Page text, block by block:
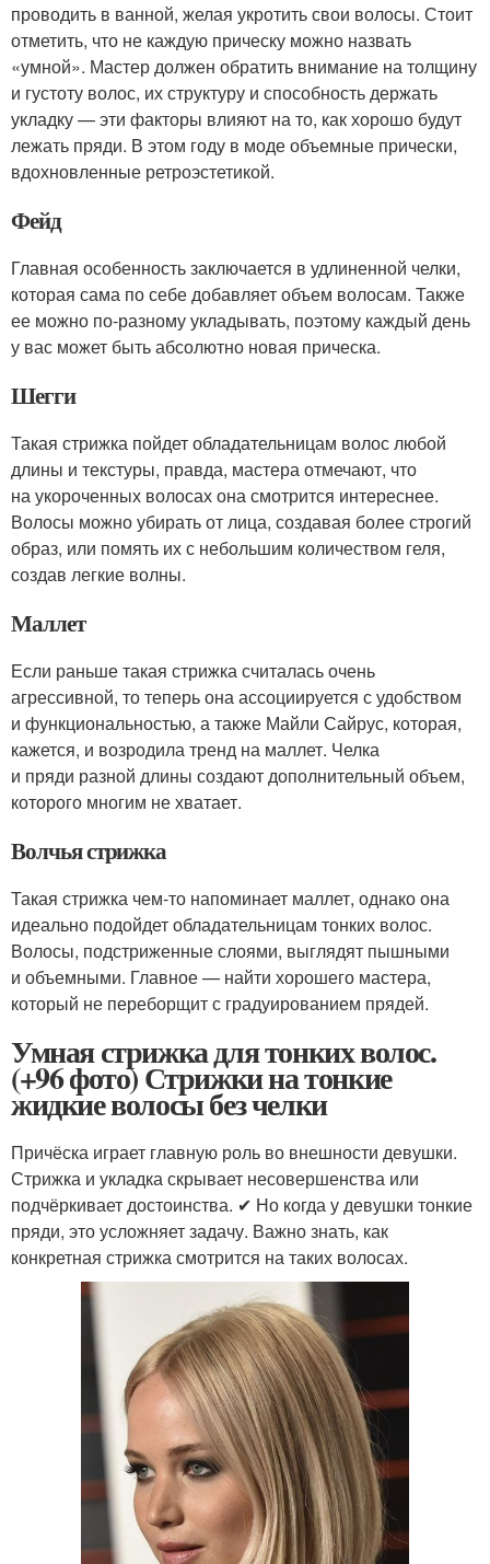
проводить в ванной, желая укротить свои волосы. Стоит
отметить, что не каждую прическу можно назвать
«умной». Мастер должен обратить внимание на толщину
и густоту волос, их структуру и способность держать
укладку — эти факторы влияют на то, как хорошо будут
лежать пряди. В этом году в моде объемные прически,
вдохновленные ретроэстетикой.
Фейд
Главная особенность заключается в удлиненной челки,
которая сама по себе добавляет объем волосам. Также
ее можно по-разному укладывать, поэтому каждый день
у вас может быть абсолютно новая прическа.
Шегги
Такая стрижка пойдет обладательницам волос любой
длины и текстуры, правда, мастера отмечают, что
на укороченных волосах она смотрится интереснее.
Волосы можно убирать от лица, создавая более строгий
образ, или помять их с небольшим количеством геля,
создав легкие волны.
Маллет
Если раньше такая стрижка считалась очень
агрессивной, то теперь она ассоциируется с удобством
и функциональностью, а также Майли Сайрус, которая,
кажется, и возродила тренд на маллет. Челка
и пряди разной длины создают дополнительный объем,
которого многим не хватает.
Волчья стрижка
Такая стрижка чем-то напоминает маллет, однако она
идеально подойдет обладательницам тонких волос.
Волосы, подстриженные слоями, выглядят пышными
и объемными. Главное — найти хорошего мастера,
который не переборщит с градуированием прядей.
Умная стрижка для тонких волос.
(+96 фото) Стрижки на тонкие
жидкие волосы без челки
Причёска играет главную роль во внешности девушки.
Стрижка и укладка скрывает несовершенства или
подчёркивает достоинства. ✔ Но когда у девушки тонкие
пряди, это усложняет задачу. Важно знать, как
конкретная стрижка смотрится на таких волосах.